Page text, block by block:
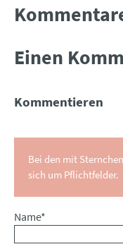
Einen
Kommentieren
Bei den mit
sich um Pflichtfelder.
Pflichtfeld
Name*